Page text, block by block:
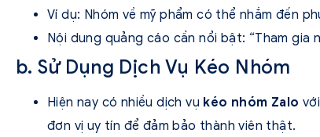
Ví dụ: Nhóm về mỹ phẩm có thể nhắm đến
Nội dung quảng cáo cần nổi bật: “Tham gia
b. Sử Dụng Dịch Vụ Kéo Nhóm
Hiện nay có nhiều dịch vụ kéo nhóm Zalo
đơn vị uy tín để đảm bảo thành viên thật.